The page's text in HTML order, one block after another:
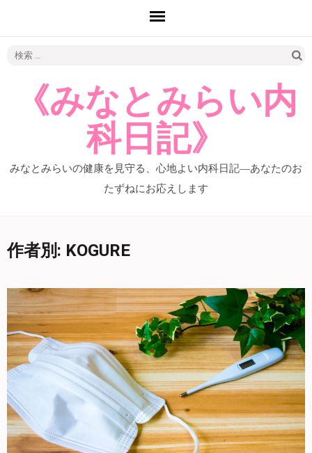
索:
《みなとみらい内
科日記》
みなとみらいの健康を見守る、心地よい内科日記―あなたのお
たずねにお応えします
作者別: KOGURE